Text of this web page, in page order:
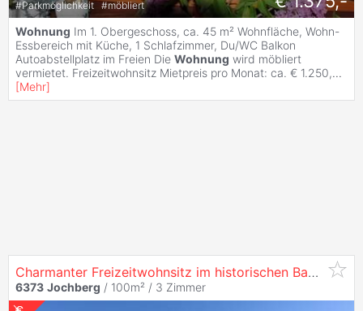
#Parkmöglichkeit #möbliert
Wohnung Im 1. Obergeschoss, ca. 45 m² Wohnfläche, Wohn-
Essbereich mit Küche, 1 Schlafzimmer, Du/WC Balkon
Autoabstellplatz im Freien Die Wohnung wird möbliert
vermietet. Freizeitwohnsitz Mietpreis pro Monat: ca. € 1.250,...
[Mehr]
Charmanter Freizeitwohnsitz im historischen Bauernhof (06189)
6373 Jochberg / 100m² / 3 Zimmer